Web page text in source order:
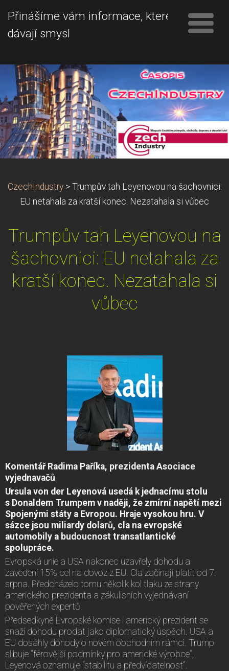
Přinášíme vám informace, které
dávají smysl
CzechIndustry > Trumpův tah Leyenovou na šachovnici:
EU netahala za kratší konec. Nezatahala si vůbec
Trumpův tah Leyenovou na
šachovnici: EU netahala za
kratší konec. Nezatahala si
vůbec
Komentář Radima Paříka, prezidenta Asociace
vyjednavačů
Ursula von der Leyenová usedá k jednacímu stolu
s Donaldem Trumpem v naději, že zmírní napětí mezi
Spojenými státy a Evropou. Hraje vysokou hru. V
sázce jsou miliardy dolarů, cla na evropské
automobily a budoucnost transatlantické
spolupráce.
Evropská unie a USA nakonec uzavřely dohodu a
zavedení 15% cel na dovoz z EU. Cla začínají platit od 7.
srpna. Předcházelo tomu několik kol tlaku ze strany
amerického prezidenta a zákulisních vyjednávaní
pověřených expertů.
Předsedkyně Evropské komise i americký prezident se
snaží dohodu prodat jako diplomatický úspěch. USA a
EU dosáhly dohody o novém obchodním rámci. Trump
slibuje “férovější podmínky pro americké výrobce“,
Leyenová oznamuje “stabilitu a předvídatelnost“.